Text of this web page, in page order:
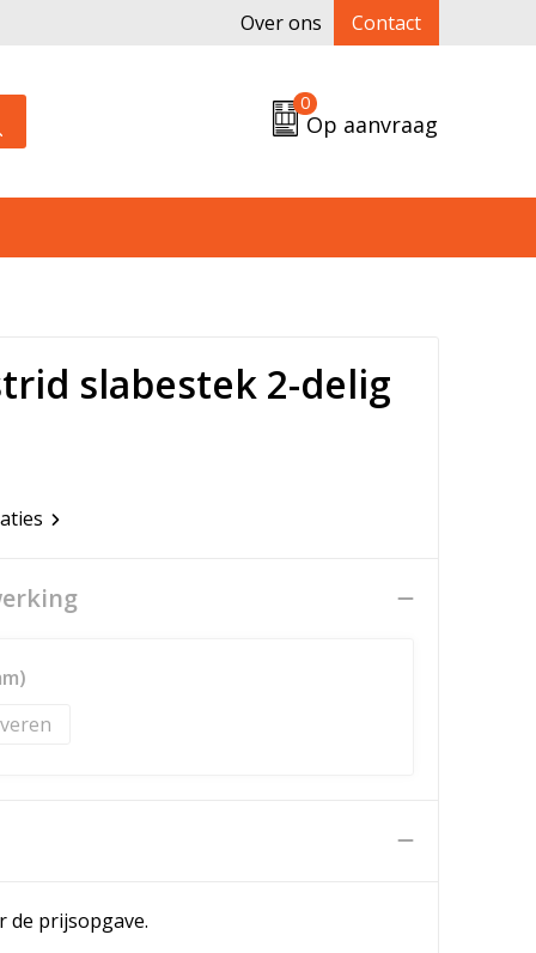
Over ons Contact
0
Op aanvraag
slabestek 2-delig
de prijsopgave.